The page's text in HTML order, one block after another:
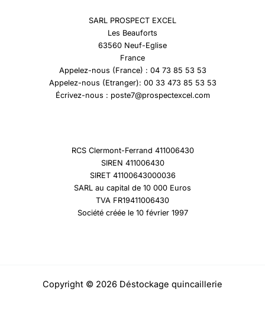
SARL PROSPECT EXCEL
Les Beauforts
63560 Neuf-Eglise
France
Appelez-nous (France) : 04 73 85 53 53
Appelez-nous (Etranger): 00 33 473 85 53 53
Écrivez-nous : poste7@prospectexcel.com
RCS Clermont-Ferrand 411006430
SIREN 411006430
SIRET 41100643000036
SARL au capital de 10 000 Euros
TVA FR19411006430
Société créée le 10 février 1997
Copyright © 2026 Déstockage quincaillerie